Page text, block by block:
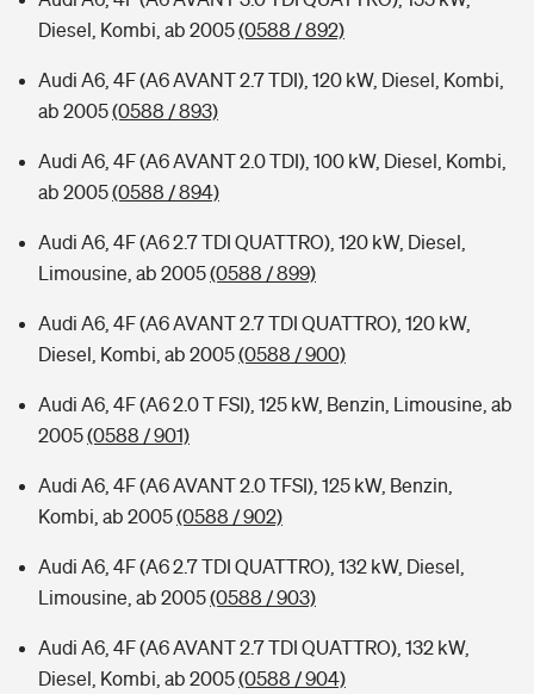
Diesel, Kombi, ab 2005(0588 / 892)
Audi A6, 4F (A6 AVANT 2.7 TDI), 120 kW, Diesel, Kombi,
ab 2005(0588 / 893)
Audi A6, 4F (A6 AVANT 2.0 TDI), 100 kW, Diesel, Kombi,
ab 2005(0588 / 894)
Audi A6, 4F (A6 2.7 TDI QUATTRO), 120 kW, Diesel,
Limousine, ab 2005(0588 / 899)
Audi A6, 4F (A6 AVANT 2.7 TDI QUATTRO), 120 kW,
Diesel, Kombi, ab 2005(0588 / 900)
Audi A6, 4F (A6 2.0 T FSI), 125 kW, Benzin, Limousine, ab
2005(0588 / 901)
Audi A6, 4F (A6 AVANT 2.0 TFSI), 125 kW, Benzin,
Kombi, ab 2005(0588 / 902)
Audi A6, 4F (A6 2.7 TDI QUATTRO), 132 kW, Diesel,
Limousine, ab 2005(0588 / 903)
Audi A6, 4F (A6 AVANT 2.7 TDI QUATTRO), 132 kW,
Diesel, Kombi, ab 2005(0588 / 904)